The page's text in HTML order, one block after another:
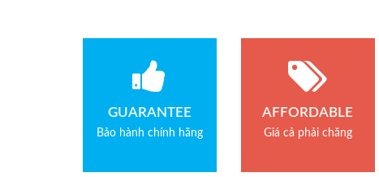
GUARANTEE
Bảo hành chính hãng
AFFORDABLE
Giá cả phải chăng